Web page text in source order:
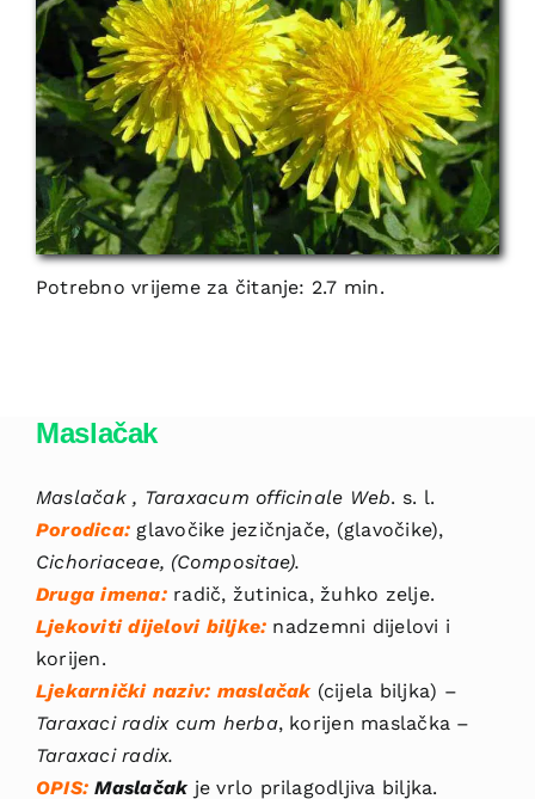
Potrebno vrijeme za čitanje: 2.7 min.
Maslačak
Maslačak , Taraxacum officinale Web. s. l.
Porodica: glavočike jezičnjače, (glavočike),
Cichoriaceae, (Compositae).
Druga imena: radič, žutinica, žuhko zelje.
Ljekoviti dijelovi biljke: nadzemni dijelovi i
korijen.
Ljekarnički naziv: maslačak (cijela biljka) –
Taraxaci radix cum herba, korijen maslačka – ­
Taraxaci radix.
OPIS: Maslačak je vrlo prilagodljiva biljka.